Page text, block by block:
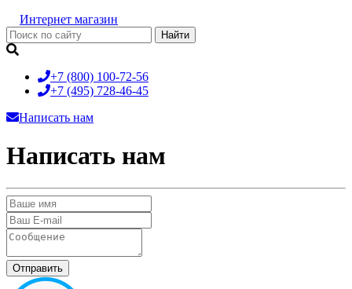
Интернет магазин
+7 (800) 100-72-56
+7 (495) 728-46-45
Написать нам
Написать нам